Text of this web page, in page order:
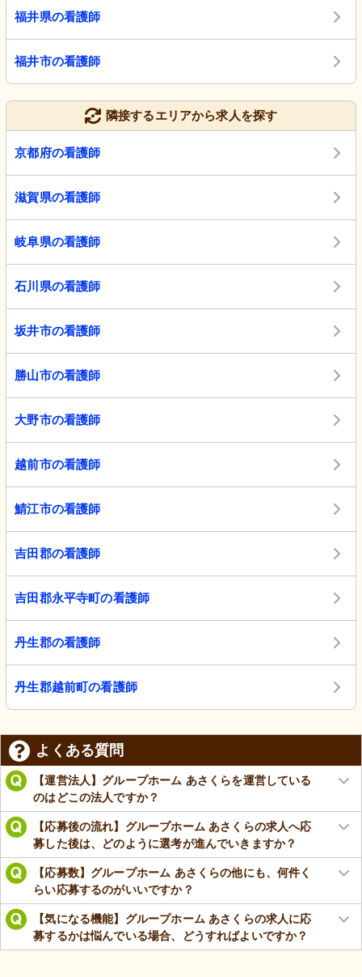
福井県の看護師
福井市の看護師
隣接するエリアから求人を探す
京都府の看護師
滋賀県の看護師
岐阜県の看護師
石川県の看護師
坂井市の看護師
勝山市の看護師
大野市の看護師
越前市の看護師
鯖江市の看護師
吉田郡の看護師
吉田郡永平寺町の看護師
丹生郡の看護師
丹生郡越前町の看護師
よくある質問
【運営法人】グループホーム あさくらを運営している
のはどこの法人ですか？
【応募後の流れ】グループホーム あさくらの求人へ応
募した後は、どのように選考が進んでいきますか？
【応募数】グループホーム あさくらの他にも、何件く
らい応募するのがいいですか？
【気になる機能】グループホーム あさくらの求人に応
募するかは悩んでいる場合、どうすればよいですか？